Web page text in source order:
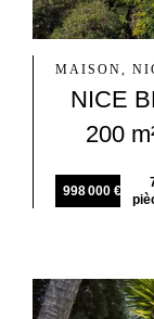
MAISON,
NICE
200
998 000 €